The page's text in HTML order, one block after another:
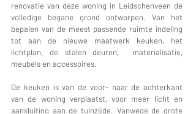
renovatie van deze woning in Leidschenveen de
volledige begane grond ontworpen. Van het
bepalen van de meest passende ruimte indeling
tot aan de nieuwe maatwerk keuken, het
lichtplan, de stalen deuren, materialisatie,
meubels en accessoires.
De keuken is van de voor- naar de achterkant
van de woning verplaatst, voor meer licht en
aansluiting aan de tuinzijde. Vanwege de grote